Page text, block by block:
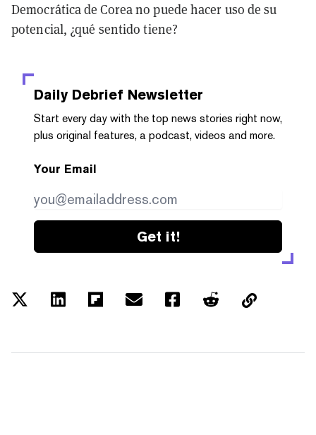
Democrática de Corea no puede hacer uso de su
potencial, ¿qué sentido tiene?
Daily Debrief Newsletter
Start every day with the top news stories right now,
plus original features, a podcast, videos and more.
Your Email
Get it!